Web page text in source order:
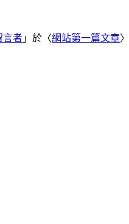
言者 」於〈網站第一篇文章